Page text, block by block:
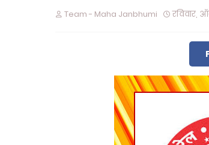
Team - Maha Janbhumi रविवार,